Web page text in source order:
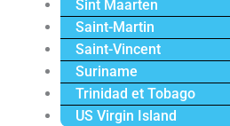
Sint Maarten
Saint-Martin
Saint-Vincent
Suriname
Trinidad et Tobago
US Virgin Island